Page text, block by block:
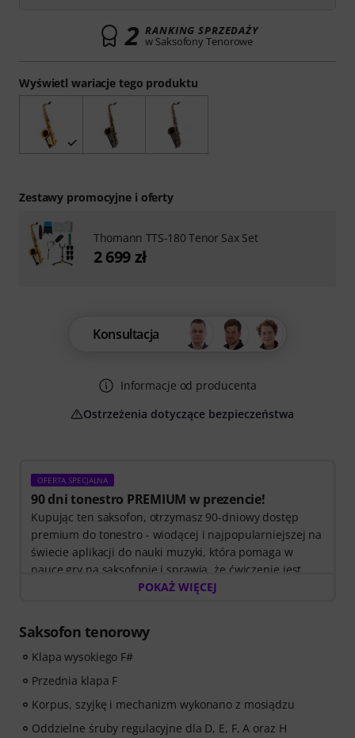
OFERTA SPECJALNA
90 dni tonestro PREMIUM w prezencie!
Kupując ten saksofon, otrzymasz 90-dniowy dostęp
premium do tonestro - wiodącej i najpopularniejszej na
świecie aplikacji do nauki muzyki, która pomaga w
nauce gry na saksofonie i sprawia, że ćwiczenie jest
jakości podkładami muzycznymi
ukierunkowanym ćwiczeniom
słucha Twojej gry, analizuje każdą nutę i daje
natychmiastową informację zwrotną na temat
POKAŻ WIĘCEJ
Saksofon tenorowy
Klapa wysokiego F#
Przednia klapa F
Korpus, szyjkę i mechanizm wykonano z mosiądzu
Oddzielne śruby regulacyjne dla D, E, F, A oraz H
Wyświetl wariacje tego produktu
2 RANKING SPRZEDAŻY
w Saksofony Tenorowe
Konsultacja
Informacje od producenta
Ostrzeżenia dotyczące bezpieczeństwa
Zestawy promocyjne i oferty
Thomann TTS-180 Tenor Sax Set
2 699 zł